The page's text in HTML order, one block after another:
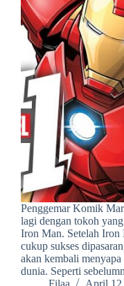
Penggemar Komik
lagi dengan tokoh
Iron Man. Setelah
cukup sukses
akan kembali
dunia. Seperti
Filaa
April